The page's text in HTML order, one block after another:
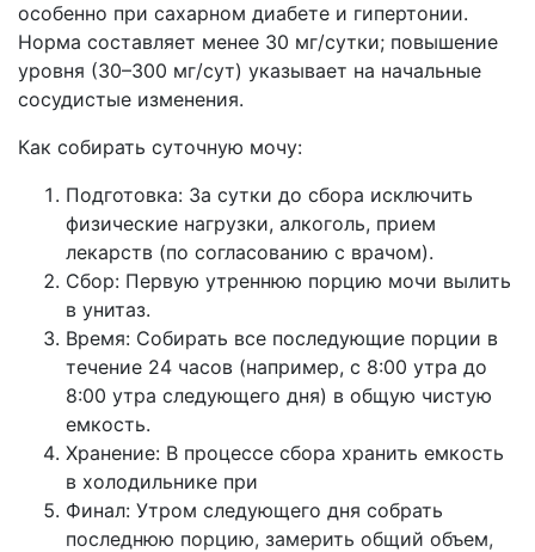
особенно при сахарном диабете и гипертонии.
Норма составляет менее 30 мг/сутки; повышение
уровня (30–300 мг/сут) указывает на начальные
сосудистые изменения.
Как собирать суточную мочу:
Подготовка: За сутки до сбора исключить
физические нагрузки, алкоголь, прием
лекарств (по согласованию с врачом).
Сбор: Первую утреннюю порцию мочи вылить
в унитаз.
Время: Собирать все последующие порции в
течение 24 часов (например, с 8:00 утра до
8:00 утра следующего дня) в общую чистую
емкость.
Хранение: В процессе сбора хранить емкость
в холодильнике при
Финал: Утром следующего дня собрать
последнюю порцию, замерить общий объем,